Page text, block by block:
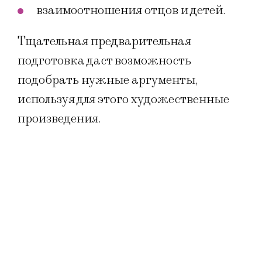
взаимоотношения отцов и детей.
Тщательная предварительная
подготовка даст возможность
подобрать нужные аргументы,
используя для этого художественные
произведения.